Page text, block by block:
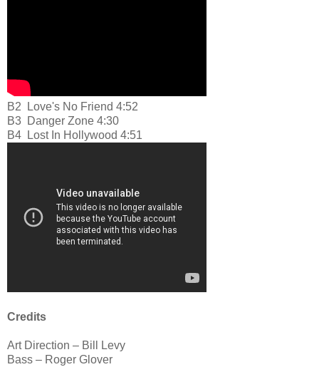
B2
Love's No Friend 4:52
B3 Danger Zone 4:30
B4
Lost In Hollywood 4:51
Credits
Art Direction – Bill Levy
Bass – Roger Glover